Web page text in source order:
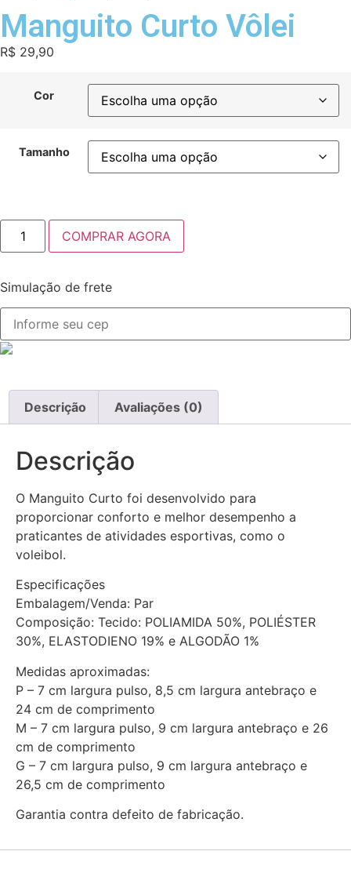
Manguito Curto Vôlei
R$ 29,90
Cor
Tamanho
COMPRAR AGORA
Simulação de frete
Descrição Avaliações (0)
Descrição
O Manguito Curto foi desenvolvido para
proporcionar conforto e melhor desempenho a
praticantes de atividades esportivas, como o
voleibol.
Especificações
Embalagem/Venda: Par
Composição: Tecido: POLIAMIDA 50%, POLIÉSTER
30%, ELASTODIENO 19% e ALGODÃO 1%
Medidas aproximadas:
P – 7 cm largura pulso, 8,5 cm largura antebraço e
24 cm de comprimento
M – 7 cm largura pulso, 9 cm largura antebraço e 26
cm de comprimento
G – 7 cm largura pulso, 9 cm largura antebraço e
26,5 cm de comprimento
Garantia contra defeito de fabricação.